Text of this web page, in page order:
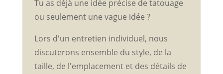
Tu as déjà une idée précise de tatouage
ou seulement une vague idée ?
Lors d'un entretien individuel, nous
discuterons ensemble du style, de la
taille, de l'emplacement et des détails de